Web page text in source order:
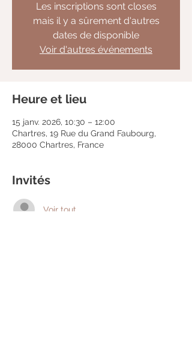
Les inscriptions sont closes
mais il y a sûrement d'autres
dates de disponible
Voir d'autres événements
Heure et lieu
15 janv. 2026, 10:30 – 12:00
Chartres, 19 Rue du Grand Faubourg,
28000 Chartres, France
Invités
Voir tout